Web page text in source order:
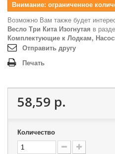
Внимание: ограниченное
Возможно Вам также будет
Весло Три Кита Изогнутая в
Комплектующие к Лодкам,
Отправить другу
Печать
58,59 р.
Количество